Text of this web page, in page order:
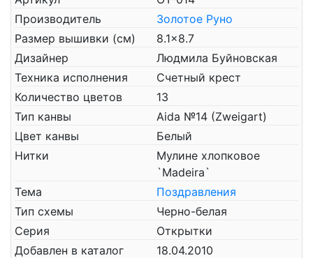
Производитель
Золотое Руно
Размер вышивки (см)
8.1x8.7
Дизайнер
Людмила Буйновская
Техника исполнения
Счетный крест
Количество цветов
13
Тип канвы
Aida №14 (Zweigart)
Цвет канвы
Белый
Нитки
Мулине хлопковое
`Madeira`
Тема
Поздравления
Тип схемы
Черно-белая
Серия
Открытки
Добавлен в каталог
18.04.2010